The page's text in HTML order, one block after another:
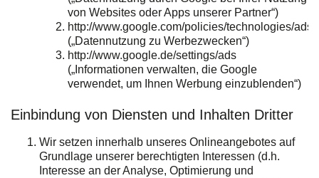
von Websites oder Apps unserer Partner“)
http://www.google.com/policies/technologies/ads
(„Datennutzung zu Werbezwecken“)
http://www.google.de/settings/ads
(„Informationen verwalten, die Google
verwendet, um Ihnen Werbung einzublenden“)
Einbindung von Diensten und Inhalten Dritter
Wir setzen innerhalb unseres Onlineangebotes auf
Grundlage unserer berechtigten Interessen (d.h.
Interesse an der Analyse, Optimierung und